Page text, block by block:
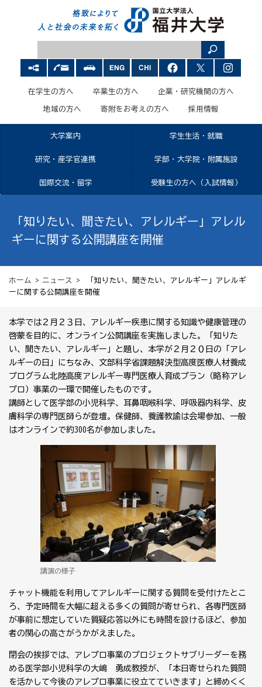
在学生の方へ 卒業生の方へ 企業・研究機関の方へ
地域の方へ 寄附をお考えの方へ 採用情報
大学案内 学生生活・就職
研究・産学官連携 学部・大学院・附属施設
国際交流・留学 受験生の方へ（入試情報）
「知りたい、聞きたい、アレルギー」アレル
ギーに関する公開講座を開催
ホーム > ニュース
> 「知りたい、聞きたい、アレルギー」アレルギ
ーに関する公開講座を開催
本学では２月２３日、アレルギー疾患に関する知識や健康管理の
啓蒙を目的に、オンライン公開講座を実施しました。「知りた
い、聞きたい、アレルギー」と題し、本学が２月２０日の「アレ
ルギーの日」にちなみ、文部科学省課題解決型高度医療人材養成
プログラム北陸高度アレルギー専門医療人育成プラン（略称アレ
プロ）事業の一環で開催したものです。
講師として医学部の小児科学、耳鼻咽喉科学、呼吸器内科学、皮
膚科学の専門医師らが登壇。保健師、養護教諭は会場参加、一般
はオンラインで約300名が参加しました。
講演の様子
チャット機能を利用してアレルギーに関する質問を受付けたとこ
ろ、予定時間を大幅に超える多くの質問が寄せられ、各専門医師
が事前に想定していた質疑応答以外にも時間を設けるほど、参加
者の関心の高さがうかがえました。
閉会の挨拶では、アレプロ事業のプロジェクトサブリーダーを務
める医学部小児科学の大嶋 勇成教授が、「本日寄せられた質問
を活かして今後のアレプロ事業に役立てていきます」と締めくく